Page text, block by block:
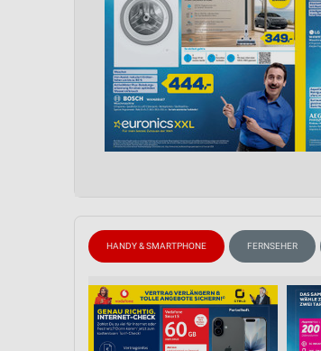
HANDY & SMARTPHONE FERNSEHER